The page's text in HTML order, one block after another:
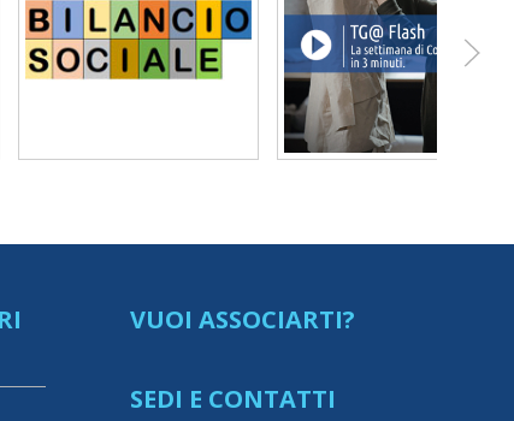
VUOI ASSOCIARTI?
SEDI E CONTATTI